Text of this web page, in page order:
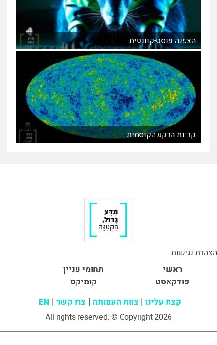
הצפנה פוסט-קוונטית
קרינת הרקע הקוסמית
הצהרת נגישות
ראשי
תחומי עניין
פודקאסט
קומיקס
קצת עלינו צוות העמותה צרו קשר EN
All rights reserved. © Copyright 2026